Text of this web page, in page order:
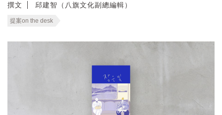
撰文 邱建智（八旗文化副總編輯）
提案on the desk